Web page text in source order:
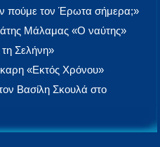
πούμε τον Έρωτα σήμερα;»
Μάλαμας «Ο ναύτης»
Σελήνη»
«Εκτός Χρόνου»
Βασίλη Σκουλά στο